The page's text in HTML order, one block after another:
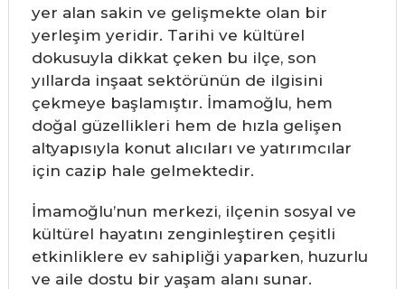
yer alan sakin ve gelişmekte olan bir
yerleşim yeridir. Tarihi ve kültürel
dokusuyla dikkat çeken bu ilçe, son
yıllarda inşaat sektörünün de ilgisini
çekmeye başlamıştır. İmamoğlu, hem
doğal güzellikleri hem de hızla gelişen
altyapısıyla konut alıcıları ve yatırımcılar
için cazip hale gelmektedir.
İmamoğlu’nun merkezi, ilçenin sosyal ve
kültürel hayatını zenginleştiren çeşitli
etkinliklere ev sahipliği yaparken, huzurlu
ve aile dostu bir yaşam alanı sunar.